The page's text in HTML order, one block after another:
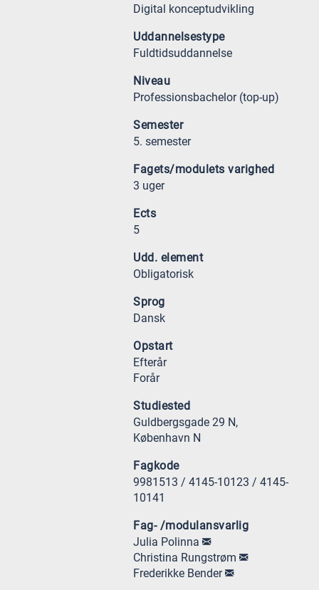
Digital konceptudvikling
Uddannelsestype
Fuldtidsuddannelse
Niveau
Professionsbachelor (top-up)
Semester
5. semester
Fagets/modulets varighed
3 uger
Ects
5
Udd. element
Obligatorisk
Sprog
Dansk
Opstart
Efterår
Forår
Studiested
Guldbergsgade 29 N,
København N
Fagkode
9981513 / 4145-10123 / 4145-
10141
Fag- /modulansvarlig
Julia Polinna
Christina Rungstrøm
Frederikke Bender